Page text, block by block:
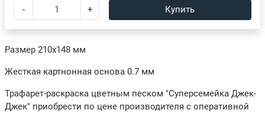
Размер 210х148 мм
Жесткая картнонная основа 0.7 мм
Трафарет-раскраска цветным песком "Суперсемейка Джек-
Джек" приобрести по цене производителя с оперативной
- + Купить